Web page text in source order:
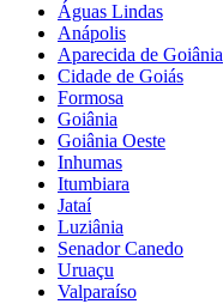
Águas Lindas
Anápolis
Aparecida de Goiânia
Cidade de Goiás
Formosa
Goiânia
Goiânia Oeste
Inhumas
Itumbiara
Jataí
Luziânia
Senador Canedo
Uruaçu
Valparaíso